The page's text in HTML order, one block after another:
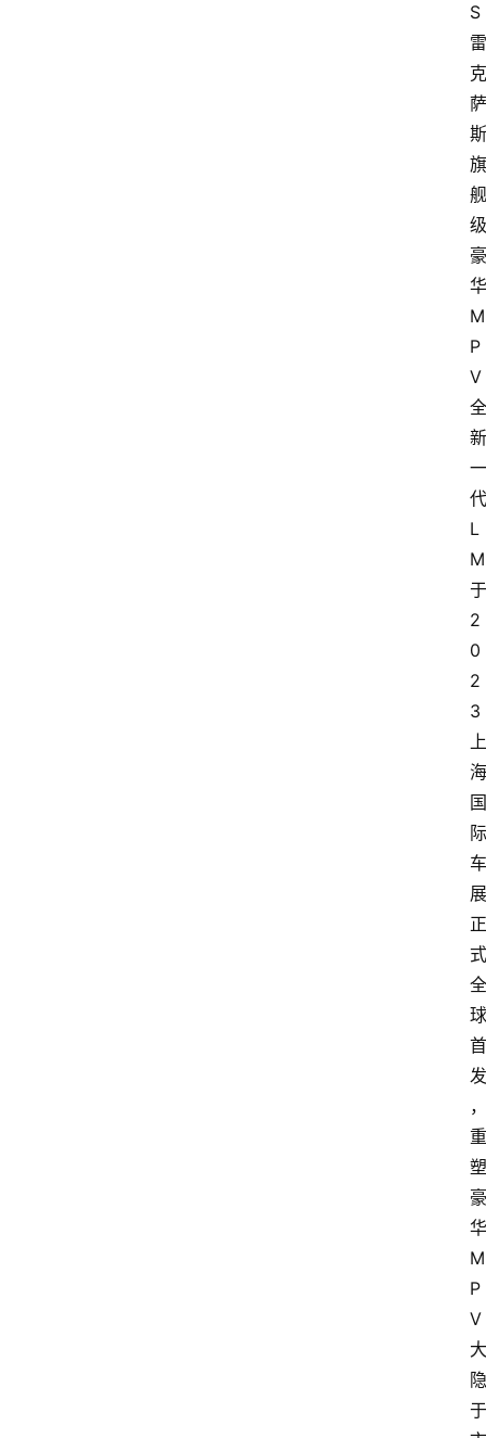
S
雷
克
萨
斯
旗
舰
级
豪
华
M
P
V
全
新
一
代
L
M
于
2
0
2
3
上
海
国
际
车
展
正
式
全
球
首
发
，
重
塑
豪
华
M
P
V
大
隐
于